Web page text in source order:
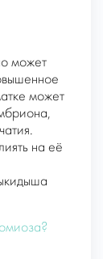
может
может
на её